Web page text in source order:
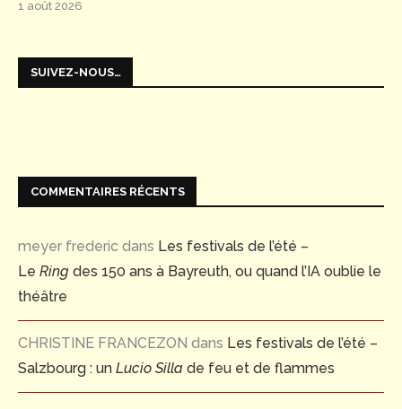
1 août 2026
SUIVEZ-NOUS…
COMMENTAIRES RÉCENTS
meyer frederic dans Les festivals de l’été –
Le Ring des 150 ans à Bayreuth, ou quand l’IA oublie le
théâtre
CHRISTINE FRANCEZON dans Les festivals de l’été –
Salzbourg : un Lucio Silla de feu et de flammes